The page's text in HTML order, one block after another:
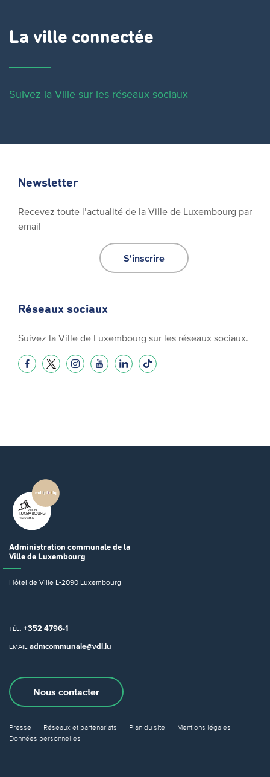
La ville connectée
Suivez la Ville sur les réseaux sociaux
Newsletter
Recevez toute l’actualité de la Ville de Luxembourg par
email
S'inscrire
Réseaux sociaux
Suivez la Ville de Luxembourg sur les réseaux sociaux.
Administration communale de la
Ville de Luxembourg
Hôtel de Ville L-2090 Luxembourg
TÉL. +352 4796-1
EMAIL admcommunale@vdl.lu
Nous contacter
Presse Réseaux et partenariats Plan du site
Mentions légales
Données personnelles